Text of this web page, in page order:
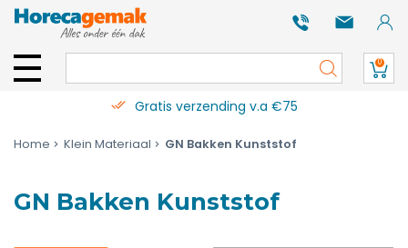
0
Gratis verzending v.a €75
Home Klein Materiaal GN Bakken Kunststof
GN Bakken Kunststof